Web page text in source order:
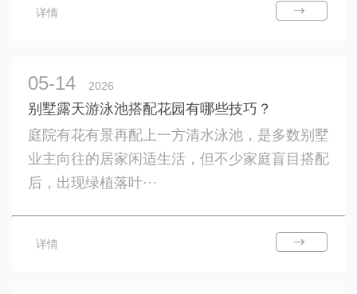
详情
05-14 2026
别墅露天游泳池搭配花园有哪些技巧？
庭院有花有景再配上一方清水泳池，是多数别墅
业主向往的居家闲适生活，但不少家庭盲目搭配
后，出现绿植落叶···
详情